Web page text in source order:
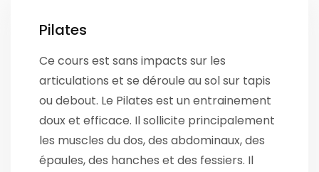
Pilates
Ce cours est sans impacts sur les
articulations et se déroule au sol sur tapis
ou debout. Le Pilates est un entrainement
doux et efficace. Il sollicite principalement
les muscles du dos, des abdominaux, des
épaules, des hanches et des fessiers. Il